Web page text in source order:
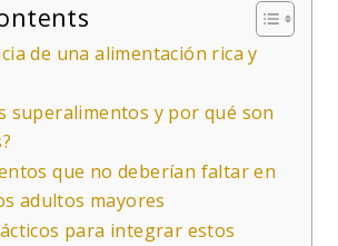
de una alimentación rica y
superalimentos y por qué son
que no deberían faltar en
adultos mayores
para integrar estos